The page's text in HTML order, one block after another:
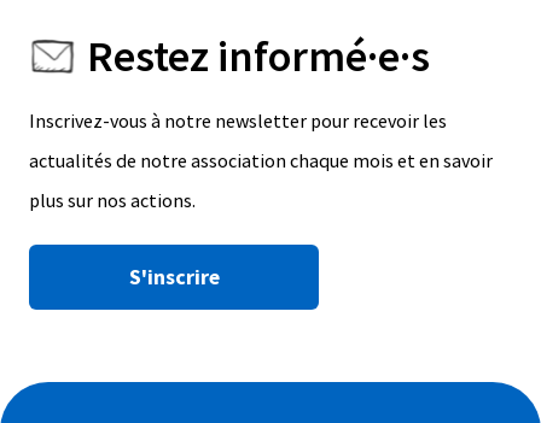
Restez informé·e·s
Inscrivez-vous à notre newsletter pour recevoir les
actualités de notre association chaque mois et en savoir
plus sur nos actions.
S'inscrire